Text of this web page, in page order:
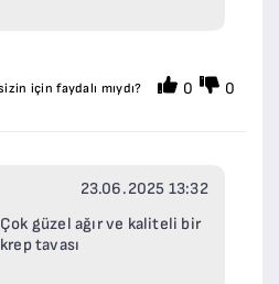
için faydalı mıydı? 0 0
23.06.2025 13:32
Çok güzel ağır ve kaliteli bir
krep tavası